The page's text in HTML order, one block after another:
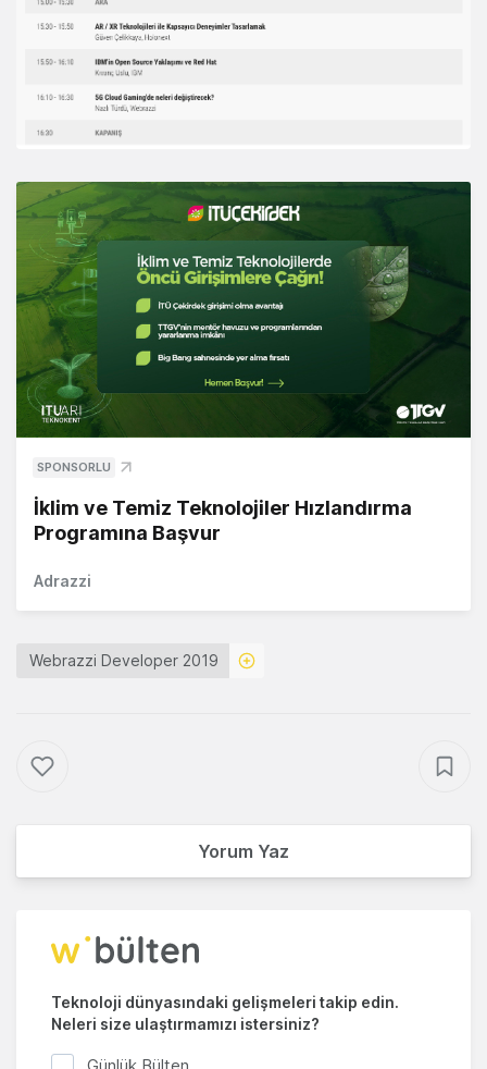
SPONSORLU
İklim ve Temiz Teknolojiler Hızlandırma
Programına Başvur
Adrazzi
Webrazzi Developer 2019
Yorum Yaz
Teknoloji dünyasındaki gelişmeleri takip edin.
Neleri size ulaştırmamızı istersiniz?